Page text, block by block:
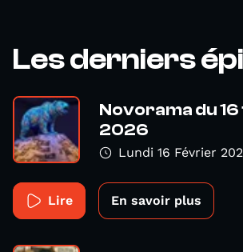
Les derniers
Novorama du
2026
Lundi 16 Février
Lire En savoir plus